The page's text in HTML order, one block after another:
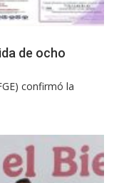
de ocho
confirmó la